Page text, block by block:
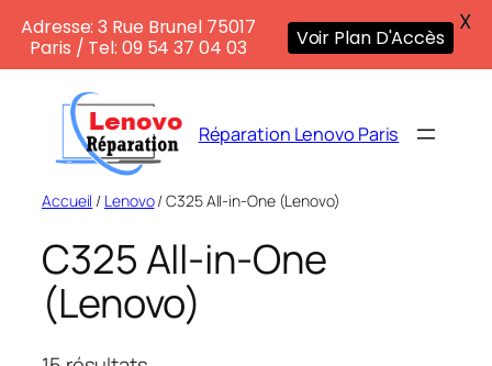
contenu
Réparation Lenovo Paris
Accueil / Lenovo/ C325 All-in-One (Lenovo)
C325 All-in-One
(Lenovo)
Adresse: 3 Rue Brunel 75017
Paris / Tel: 09 54 37 04 03
Voir Plan D'Accès
X